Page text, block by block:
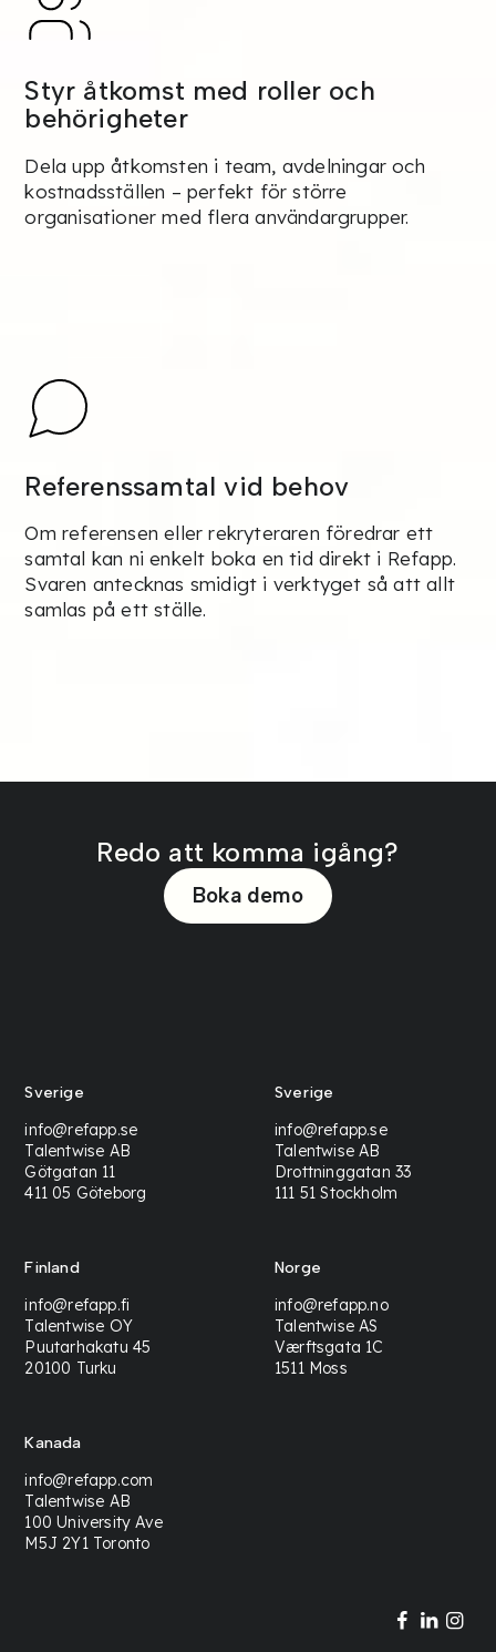
Styr åtkomst med roller och
behörigheter
Dela upp åtkomsten i team, avdelningar och
kostnadsställen – perfekt för större
organisationer med flera användargrupper.
Referenssamtal vid behov
Om referensen eller rekryteraren föredrar ett
samtal kan ni enkelt boka en tid direkt i Refapp.
Svaren antecknas smidigt i verktyget så att allt
samlas på ett ställe.
Redo att komma igång?
Boka demo
Sverige
info@refapp.se
Talentwise AB
Götgatan 11
411 05 Göteborg
Sverige
info@refapp.se
Talentwise AB
Drottninggatan 33
111 51 Stockholm
Finland
info@refapp.fi
Talentwise OY
Puutarhakatu 45
20100 Turku
Norge
info@refapp.no
Talentwise AS
Værftsgata 1C
1511 Moss
Kanada
info@refapp.com
Talentwise AB
100 University Ave
M5J 2Y1 Toronto